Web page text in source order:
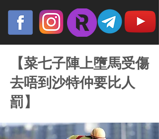
【菜七子陣上墮馬受傷
去唔到沙特仲要比人
罰】